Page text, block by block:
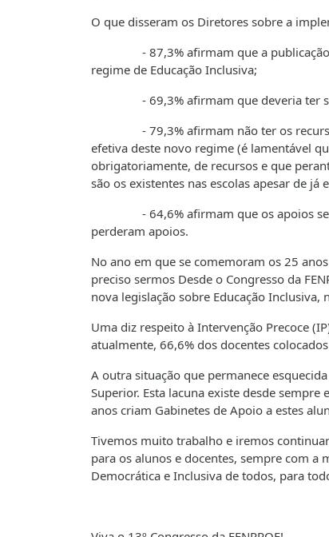
O que disseram os Diretores sobre a
- 87,3% afirmam que a publicação
regime de Educação Inclusiva;
- 69,3% afirmam que deveria ter
- 79,3% afirmam não ter os recursos
efetiva deste novo regime (é lamentável
obrigatoriamente, de recursos e que
são os existentes nas escolas apesar de já
- 64,6% afirmam que os apoios se
perderam apoios.
No ano em que se comemoram os 25
preciso sermos Desde o Congresso da
nova legislação sobre Educação
Uma diz respeito à Intervenção Precoce
atualmente, 66,6% dos docentes
A outra situação que permanece
Superior. Esta lacuna existe desde
anos criam Gabinetes de Apoio a estes
Tivemos muito trabalho e iremos
para os alunos e docentes, sempre com a
Democrática e Inclusiva de todos, para